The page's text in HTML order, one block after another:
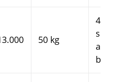
50 kg
4–7